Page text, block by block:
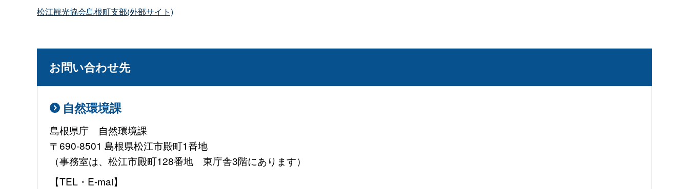
松江観光協会島根町支部(外部サイト)
お問い合わせ先
自然環境課
島根県庁 自然環境課
〒690-8501 島根県松江市殿町1番地
（事務室は、松江市殿町128番地 東庁舎3階にあります）
【TEL・E-mai】